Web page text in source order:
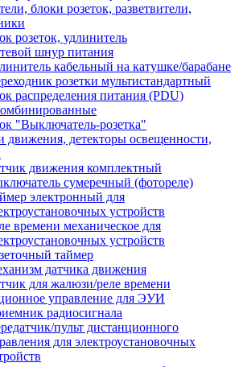
блоки розеток, разветвители,
розеток, удлинитель
шнур питания
кабельный на катушке/барабане
розетки мультистандартный
распределения питания (PDU)
"Выключатель-розетка"
движения, детекторы освещенности,
движения комплектный
сумеречный (фотореле)
электронный для
устройств
времени механическое для
устройств
таймер
датчика движения
для жалюзи/реле времени
управление для ЭУИ
радиосигнала
пульт дистанционного
для электроустановочных